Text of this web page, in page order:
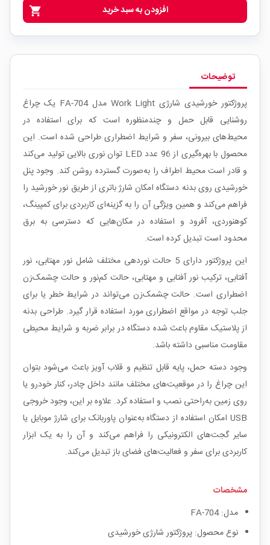
shopping_cart افزودن به سبد خرید
توضیحات
پروژکتور خورشیدی شارژی Work Light مدل FA-704 یک چراغ
روشنایی قابل حمل و چندمنظوره است که برای استفاده در
محیط‌های بیرونی، سفر و شرایط اضطراری طراحی شده است. این
محصول با بهره‌گیری از 96 عدد LED توان نوری بالایی تولید می‌کند
و قادر است محیط اطراف را به‌صورت گسترده روشن کند. وجود پنل
خورشیدی روی بدنه دستگاه امکان شارژ باتری از طریق نور خورشید را
فراهم می‌کند و همین ویژگی آن را به گزینه‌ای کاربردی برای کمپینگ،
کوهنوردی، آفرود و استفاده در مکان‌هایی که دسترسی به برق
محدود است تبدیل کرده است.
این پروژکتور دارای 5 حالت نوردهی مختلف شامل نور مهتابی، نور
آفتابی، ترکیب نور آفتابی و مهتابی، حالت کم‌نور و حالت چشمک‌زن
اضطراری است. حالت چشمک‌زن می‌تواند در شرایط خطر یا برای
جلب توجه در مواقع اضطراری مورد استفاده قرار گیرد. طراحی بدنه
از پلاستیک مقاوم باعث شده دستگاه در برابر ضربه و شرایط محیطی
مقاومت مناسبی داشته باشد.
وجود دسته حمل، پایه قابل تنظیم و قلاب آویز باعث می‌شود بتوان
این چراغ را در موقعیت‌های مختلف مانند داخل چادر، کنار خودرو یا
روی زمین به‌راحتی نصب و استفاده کرد. علاوه بر این، وجود خروجی
USB امکان استفاده از دستگاه به‌عنوان پاوربانک برای شارژ موبایل یا
سایر گجت‌های الکترونیکی را فراهم می‌کند و آن را به یک ابزار
کاربردی برای سفر و فعالیت‌های فضای باز تبدیل می‌کند.
مشخصات
مدل: FA-704
نوع محصول: پروژکتور شارژی خورشیدی